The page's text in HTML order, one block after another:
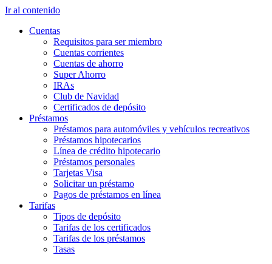
Ir al contenido
Cuentas
Requisitos para ser miembro
Cuentas corrientes
Cuentas de ahorro
Super Ahorro
IRAs
Club de Navidad
Certificados de depósito
Préstamos
Préstamos para automóviles y vehículos recreativos
Préstamos hipotecarios
Línea de crédito hipotecario
Préstamos personales
Tarjetas Visa
Solicitar un préstamo
Pagos de préstamos en línea
Tarifas
Tipos de depósito
Tarifas de los certificados
Tarifas de los préstamos
Tasas